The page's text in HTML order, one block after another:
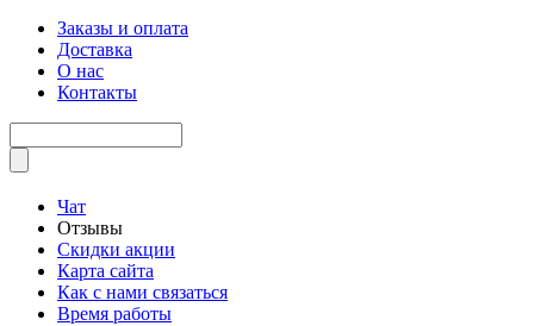
Заказы и оплата
Доставка
О нас
Контакты
Чат
Отзывы
Скидки акции
Карта сайта
Как с нами связаться
Время работы